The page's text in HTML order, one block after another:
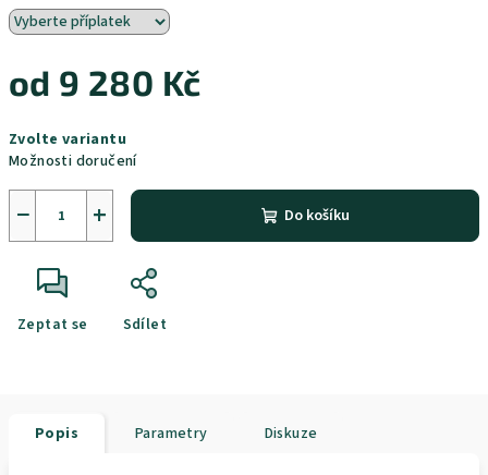
od 9 280 Kč
cena:
Zvolte variantu
Možnosti doručení
+
− Do košíku
Zeptat se Sdílet
Popis Parametry Diskuze